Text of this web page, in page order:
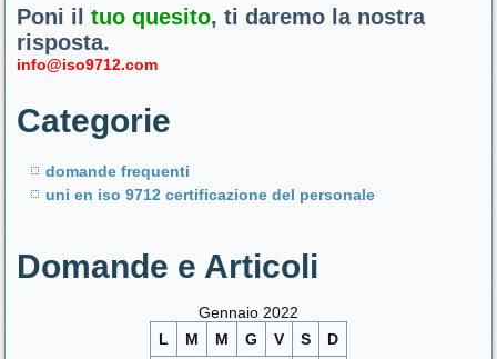
Poni iltuo quesito, ti daremo la nostra
risposta.
info@iso9712.com
Categorie
domande frequenti
uni en iso 9712 certificazione del personale
Domande e Articoli
Gennaio 2022
L
M M G V S
D